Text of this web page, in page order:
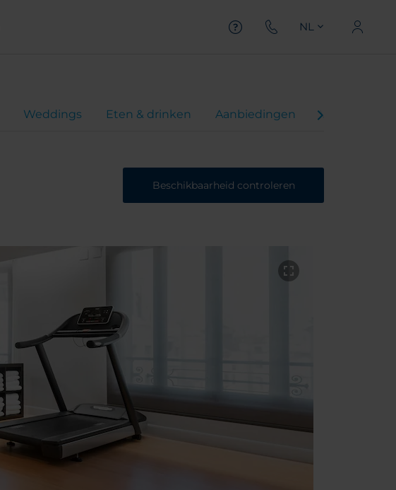
NL
Weddings Eten & drinken Aanbiedingen Virtual Tour
Beschikbaarheid controleren